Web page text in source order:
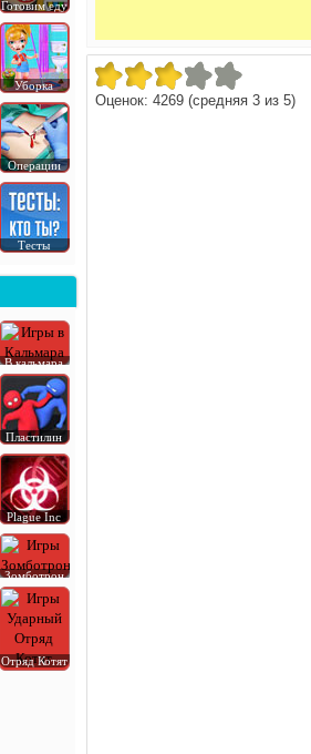
Оценок:4269 (средняя3 из5)
Готовим еду
Уборка
Операции
Тесты
В кальмара
Пластилин
Plague Inc
Зомботрон
Отряд Котят